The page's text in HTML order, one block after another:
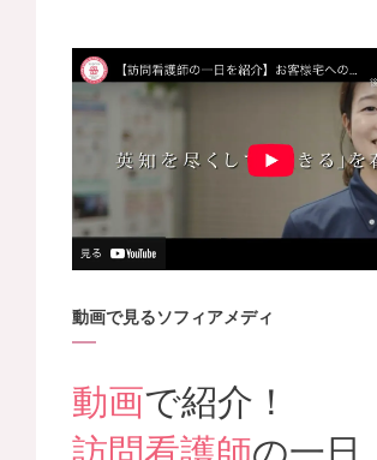
動画で見るソフィアメディ
動画で紹介！